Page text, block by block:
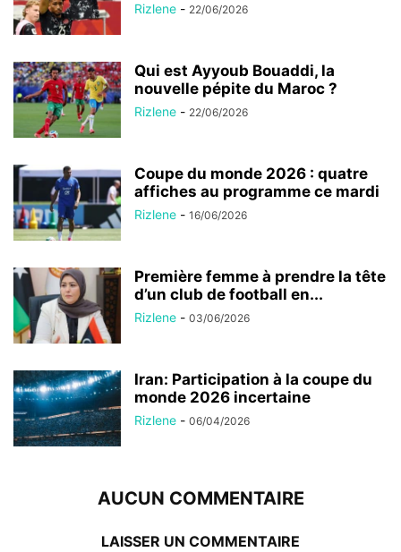
Rizlene - 22/06/2026
Qui est Ayyoub Bouaddi, la
nouvelle pépite du Maroc ?
Rizlene - 22/06/2026
Coupe du monde 2026 : quatre
affiches au programme ce mardi
Rizlene - 16/06/2026
Première femme à prendre la tête
d’un club de football en...
Rizlene - 03/06/2026
Iran: Participation à la coupe du
monde 2026 incertaine
Rizlene - 06/04/2026
AUCUN COMMENTAIRE
LAISSER UN COMMENTAIRE